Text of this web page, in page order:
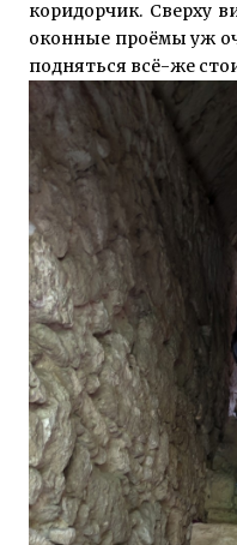
коридорчик. Сверху
оконные проёмы уж
подняться всё-же